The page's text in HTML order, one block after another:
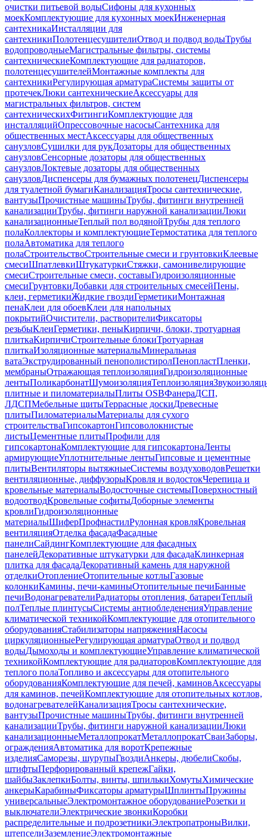
очистки питьевой водыСифоны для кухонных
моекКомплектующие для кухонных моекИнженерная
сантехникаИнсталляции для
сантехникиПолотенцесушителиОтвод и подвод водыТрубы
водопроводныеМагистральные фильтры, системы
сантехническиеКомплектующие для радиаторов,
полотенцесушителейМонтажные комплекты для
сантехникиРегулирующая арматураСистемы защиты от
протечекЛюки сантехническиеАксессуары для
магистральных фильтров, систем
сантехническихФитингиКомплектующие для
инсталляцийОпрессовочные насосыСантехника для
общественных местАксессуары для общественных
санузловСушилки для рукДозаторы для общественных
санузловСенсорные дозаторы для общественных
санузловЛоктевые дозаторы для общественных
санузловДиспенсеры для бумажных полотенецДиспенсеры
для туалетной бумагиКанализацияТросы сантехнические,
вантузыПрочистные машиныТрубы, фитинги внутренней
канализацииТрубы, фитинги наружной канализацииЛюки
канализационныеТеплый пол водянойТрубы для теплого
полаКоллекторы и комплектующиеТермостатика для теплого
полаАвтоматика для теплого
полаСтроительствоСтроительные смеси и грунтовкиКлеевые
смесиШпатлевкиШтукатуркиСтяжки, самонивелирующие
смесиСтроительные смеси, составыГидроизоляционные
смесиГрунтовкиДобавки для строительных смесейПены,
клеи, герметикиЖидкие гвоздиГерметикиМонтажная
пенаКлеи для обоевКлеи для напольных
покрытийОчистители, растворителиФиксаторы
резьбыКлеиГерметики, пеныКирпичи, блоки, тротуарная
плиткаКирпичиСтроительные блокиТротуарная
плиткаИзоляционные материалыМинеральная
ватаЭкструдированный пенополистиролПенопластПленки,
мембраныОтражающая теплоизоляцияГидроизоляционные
лентыПоликарбонатШумоизоляцияТеплоизоляция
плитные и пиломатериалыПлиты OSBФанераДСП,
ЛДСПМебельные щитыТеррасные доскиДревесные
плитыПиломатериалыМатериалы для сухого
строительстваГипсокартонГипсоволокнистые
листыЦементные плитыПрофили для
гипсокартонаКомплектующие для гипсокартонаЛенты
армирующиеУплотнительные лентыГипсовые и цементные
плитыВентиляторы вытяжныеСистемы воздуховодовРешетки
вентиляционные, диффузорыКровля и водостокЧерепица и
кровельные материалыВодосточные системыПоверхностный
водоотводКровельные софитыДоборные элементы
кровлиГидроизоляционные
материалыШиферПрофнастилРулонная кровляКровельная
вентиляцияОтделка фасадаФасадные
панелиСайдингКомплектующие для фасадных
панелейДекоративные штукатурки для фасадаКлинкерная
плитка для фасадаДекоративный камень для наружной
отделкиОтоплениеОтопительные котлыГазовые
колонкиКамины, печи-каминыОтопительные печиБанные
печиВодонагревателиРадиаторы отопления, батареиТеплый
полТеплые плинтусыСистемы антиобледененияУправление
климатической техникойКомплектующие для отопительного
оборудованияСтабилизаторы напряженияНасосы
циркуляционныеРегулирующая арматураОтвод и подвод
водыДымоходы и комплектующиеУправление климатической
техникойКомплектующие для радиаторовКомплектующие для
теплого полаТопливо и аксессуары для отопительного
оборудованияКомплектующие для печей, каминовАксессуары
для каминов, печейКомплектующие для отопительных котлов,
водонагревателейКанализацияТросы сантехнические,
вантузыПрочистные машиныТрубы, фитинги внутренней
канализацииТрубы, фитинги наружной канализацииЛюки
канализационныеМеталлопрокатМеталлопрокатСваиЗаборы,
огражденияАвтоматика для воротКрепежные
изделияСаморезы, шурупыГвоздиАнкеры, дюбелиСкобы,
штифтыПерфорированный крепежГайки,
шайбыЗаклепкиБолты, винты, шпилькиХомутыХимические
анкерыКарабиныФиксаторы арматурыШплинтыПружины
универсальныеЭлектромонтажное оборудованиеРозетки и
выключателиЭлектрические звонкиКоробки
распределительные и подрозетникиЭлектропатроныВилки,
штепселиЗаземлениеЭлектромонтажные